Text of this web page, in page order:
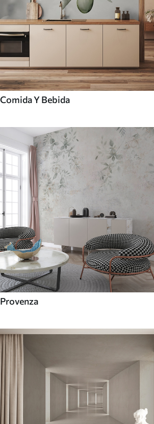
Comida Y Bebida
Provenza